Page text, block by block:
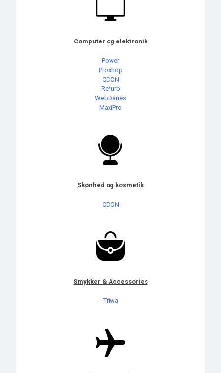
Computer og elektronik
Power
Proshop
CDON
Refurb
WebDanes
MaxiPro
Skønhed og kosmetik
CDON
Smykker & Accessories
Triwa